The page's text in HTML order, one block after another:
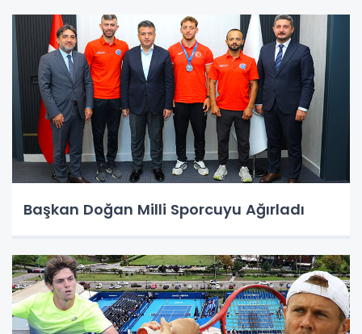
Başkan Doğan Milli Sporcuyu Ağırladı